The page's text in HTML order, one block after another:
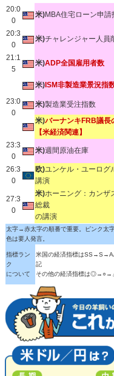
20:0
0
米)MBA住宅ローン申請
20:3
0
米)チャレンジャー人員
21:1
5
米)ADP全国雇用者数
23:0
0
米) ISM非製造業景況指
米)製造業受注指数
米)バーナンキFRB議長
【米経済関連】
23:3
0
米)週間原油在庫
26:3
0
欧)ユンケル・ユーログ
講演
27:3
0
米)ホーニング：カンザ
総裁
の講演
太字→赤太字の順番で重要。ピンク太
色は要人発言。
指標ラン
ク
について
米国の経済指標は
記
その他の経済指標は